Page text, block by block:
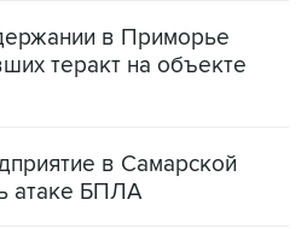
в Приморье
теракт на объекте
в Самарской
атаке БПЛА